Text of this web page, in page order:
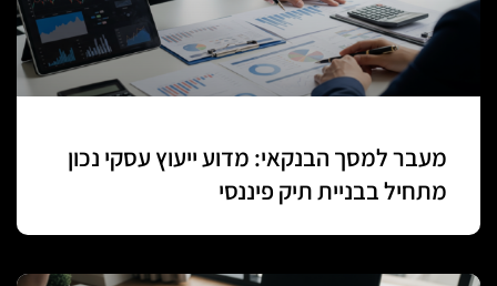
מעבר למסך הבנקאי: מדוע ייעוץ עסקי נכון
מתחיל בבניית תיק פיננסי